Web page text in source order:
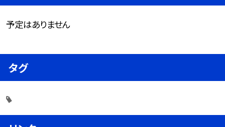
予定はありません
タグ